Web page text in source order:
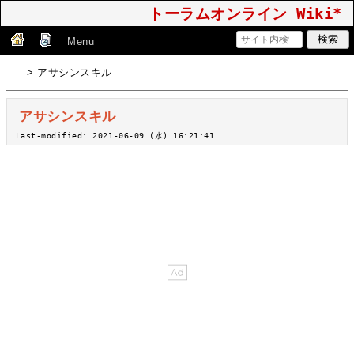
トーラムオンライン Wiki*
Menu
> アサシンスキル
アサシンスキル
Last-modified: 2021-06-09 (水) 16:21:41